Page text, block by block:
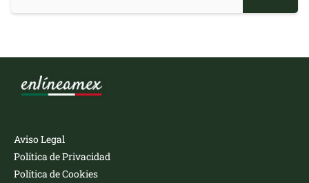
Aviso Legal
Política de Privacidad
Política de Cookies